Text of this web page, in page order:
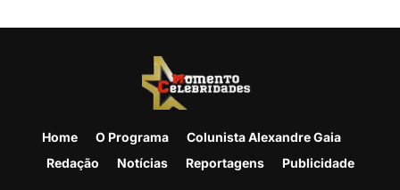
Home O Programa
Colunista Alexandre Gaia
Redação
Notícias Reportagens Publicidade